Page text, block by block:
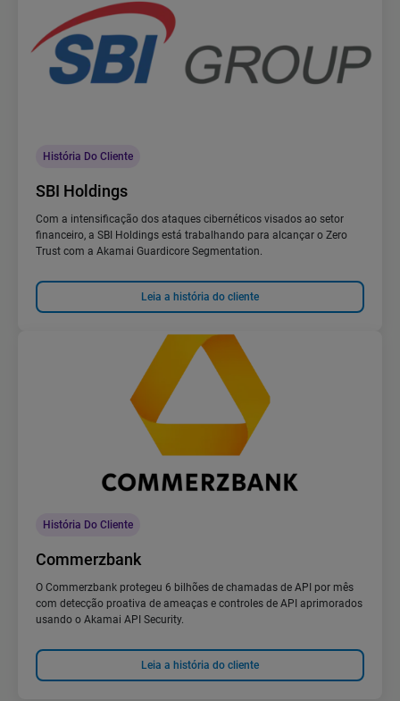
História Do Cliente
SBI Holdings
Com a intensificação dos ataques cibernéticos visados ao setor
financeiro, a SBI Holdings está trabalhando para alcançar o Zero
Trust com a Akamai Guardicore Segmentation.
Leia a história do cliente
História Do Cliente
Commerzbank
O Commerzbank protegeu 6 bilhões de chamadas de API por mês
com detecção proativa de ameaças e controles de API aprimorados
usando o Akamai API Security.
Leia a história do cliente